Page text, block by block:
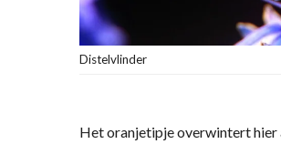
Distelvlinder
Het oranjetipje overwintert hier